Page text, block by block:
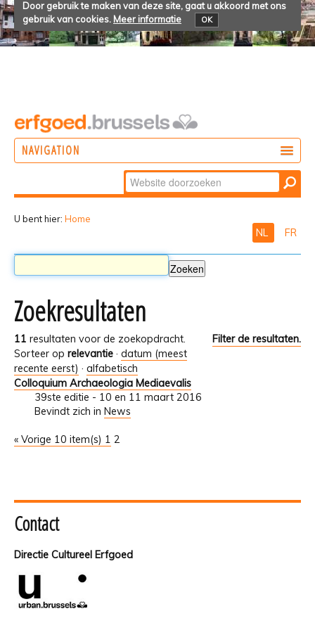
Door gebruik te maken van deze site, gaat u akkoord met ons
gebruik van cookies. Meer informatie OK
NAVIGATION
Zoek
Geavanceerd
U bent hier: Home
NL FR
Zoekresultaten
11 resultaten voor de zoekopdracht.
Filter de resultaten.
Sorteer op relevantie · datum (meest
recente eerst) · alfabetisch
Colloquium Archaeologia Mediaevalis
39ste editie - 10 en 11 maart 2016
Bevindt zich in News
« Vorige 10 item(s) 1 2
Contact
Directie Cultureel Erfgoed